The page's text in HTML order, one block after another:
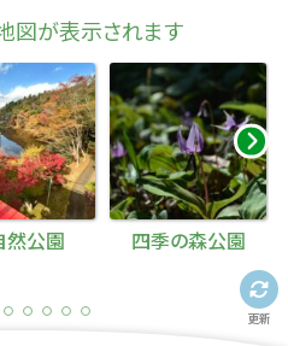
図が表示されます
然公園 四季の森公園
更新